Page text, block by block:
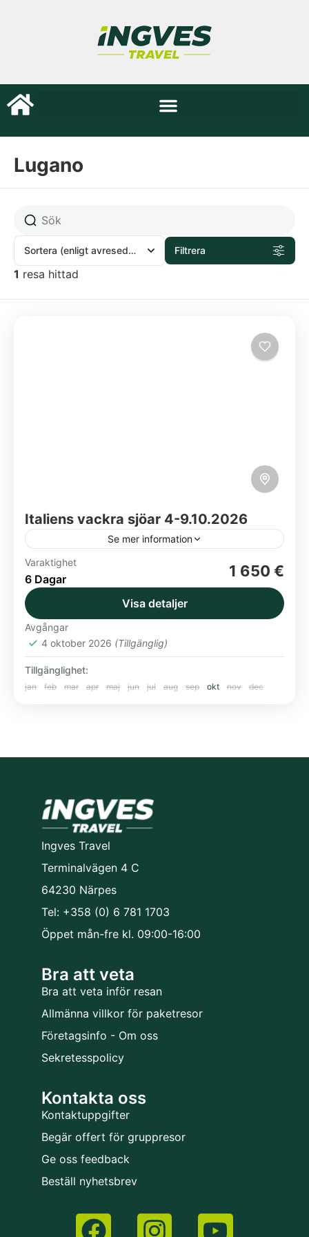
Lugano
Sortera (enligt avresedatum) Filtrera
1 resa hittad
Italiens vackra sjöar 4-9.10.2026
Se mer information
Borromeiska öarna
Isola dei Pescatori Lago d'Orta Lago Maggiore
Garanterad avgång - 1 platser kvar (endast flyg
från Helsingfors, 1 enkelrum). Boka senast
Europa
Varaktighet
6 Dagar 1 650 €
Visa detaljer
Avgångar
4 oktober 2026 (Tillgänglig)
Tillgänglighet:
jan feb mar apr maj jun jul aug sep okt nov dec
Ingves Travel
Terminalvägen 4 C
64230 Närpes
Tel: +358 (0) 6 781 1703
Öppet mån-fre kl. 09:00-16:00
Bra att veta
Bra att veta inför resan
Allmänna villkor för paketresor
Företagsinfo - Om oss
Sekretesspolicy
Kontakta oss
Kontaktuppgifter
Begär offert för gruppresor
Ge oss feedback
Beställ nyhetsbrev